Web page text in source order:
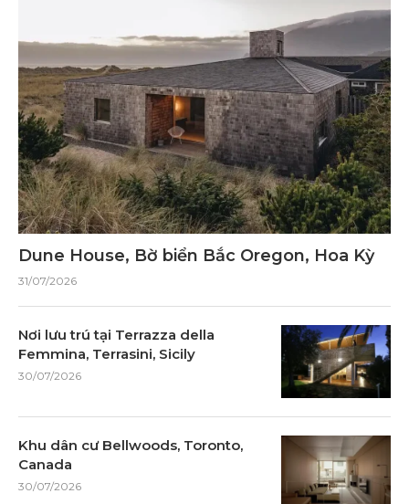
Dune House, Bờ biển Bắc Oregon, Hoa Kỳ
31/07/2026
Nơi lưu trú tại Terrazza della
Femmina, Terrasini, Sicily
30/07/2026
Khu dân cư Bellwoods, Toronto,
Canada
30/07/2026